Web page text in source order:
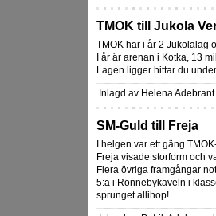
TMOK till Jukola
TMOK har i år 2 Jukolalag
I år är arenan i Kotka, 13
Lagen ligger hittar du
Inlagd av Helena
SM-Guld till Freja
I helgen var ett gäng
Freja visade storform och
Flera övriga framgångar
5:a i Ronnebykaveln i
sprunget allihop!